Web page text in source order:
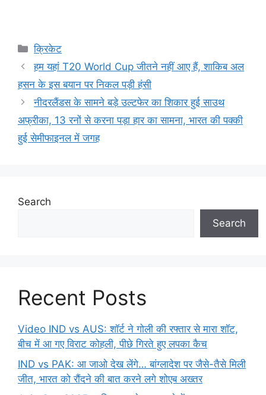
Categories
क्रिकेट
हम यहां T20 World Cup जीतने नहीं आए हैं, शाकिब अल
हसन के इस बयान पर निकल पड़ी हंसी
नीदरलैंडस के सामने बड़े उल्टफेर का शिकार हुई साउथ
अफ्रीका, 13 रनों से करना पड़ा हार का सामना, भारत की पक्की
हुई सेमीफाइनल में जगह
Search
Search
Recent Posts
Video IND vs AUS: शॉर्ट ने गोली की रफ्तार से मारा शॉट,
बीच में आ गए विराट कोहली, पीछे गिरते हुए लपका कैच
IND vs PAK: आ जाओ देख लेंगे… बांग्लादेश पर जैसे-तैसे मिली
जीत, भारत को रौंदने की बात करने लगे शोएब अख्तर